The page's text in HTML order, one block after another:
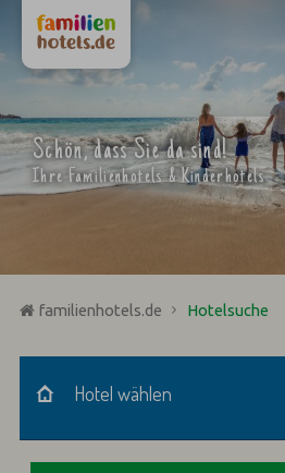
Schön, dass Sie da sind!
Ihre Familienhotels & Kinderhotels
familienhotels.de Hotelsuche
Hotel wählen